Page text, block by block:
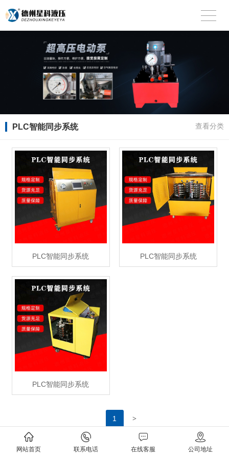
PLC智能同步系统 查看分类
PLC智能同步系统 PLC智能同步系统
PLC智能同步系统
1 >
网站首页 联系电话 在线客服 公司地址